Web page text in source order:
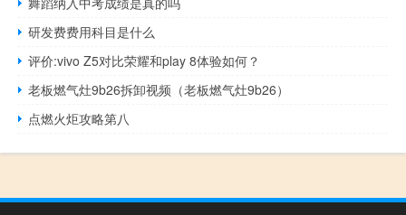
研发费费用科目是什么
评价:vivo Z5对比荣耀和play 8体验如何？
老板燃气灶9b26拆卸视频（老板燃气灶9b26）
点燃火炬攻略第八